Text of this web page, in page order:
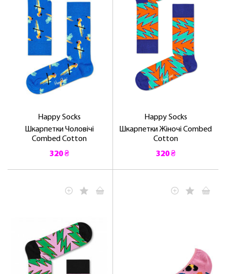
Happy Socks
Шкарпетки Чоловічі
Combed Cotton
320 ₴
Happy Socks
Шкарпетки Жіночі Combed
Cotton
320 ₴